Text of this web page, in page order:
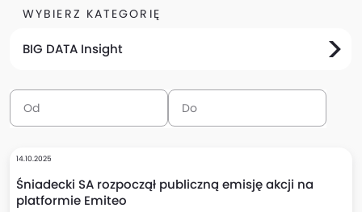
WYBIERZ KATEGORIĘ
BIG DATA Insight
14.10.2025
Śniadecki SA rozpoczął publiczną emisję akcji na
platformie Emiteo